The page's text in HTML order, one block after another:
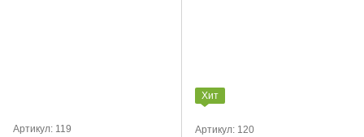
Артикул: 119
Хит
Артикул: 120